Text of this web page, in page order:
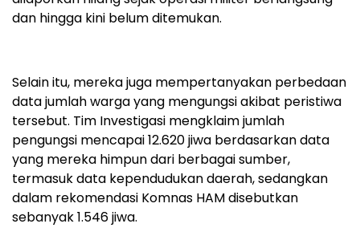
dan hingga kini belum ditemukan.
Selain itu, mereka juga mempertanyakan perbedaan
data jumlah warga yang mengungsi akibat peristiwa
tersebut. Tim Investigasi mengklaim jumlah
pengungsi mencapai 12.620 jiwa berdasarkan data
yang mereka himpun dari berbagai sumber,
termasuk data kependudukan daerah, sedangkan
dalam rekomendasi Komnas HAM disebutkan
sebanyak 1.546 jiwa.